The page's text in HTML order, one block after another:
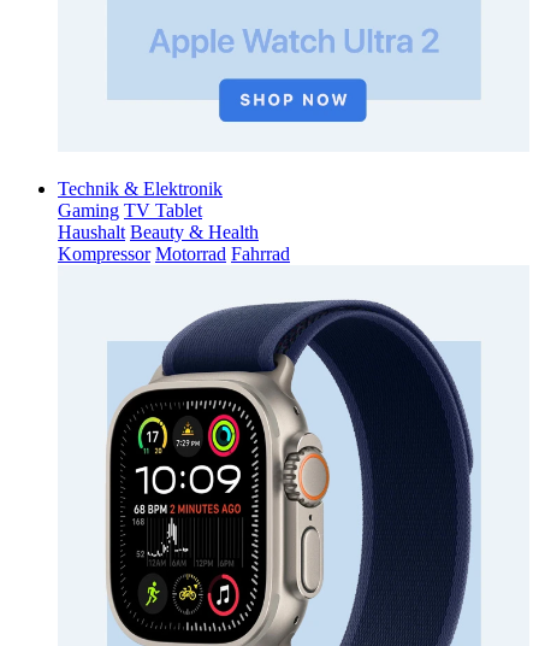
Technik & Elektronik
Gaming TV Tablet
Haushalt Beauty & Health
Kompressor Motorrad Fahrrad